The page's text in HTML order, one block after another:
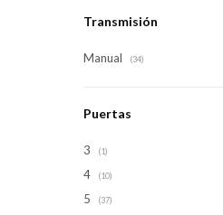
Transmisión
Manual (34)
Puertas
3 (1)
4 (10)
5 (37)